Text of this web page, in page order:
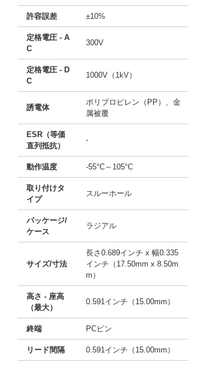
許容誤差 ±10%
定格電圧 - A
C
300V
定格電圧 - D
C
1000V（1kV）
誘電体
ポリプロピレン（PP）、金
属被覆
ESR（等価
直列抵抗）
-
動作温度 -55°C～105°C
取り付けタ
イプ
スルーホール
パッケージ/
ケース
ラジアル
サイズ/寸法
長さ0.689インチ x 幅0.335
インチ（17.50mm x 8.50m
m）
高さ - 座高
（最大）
0.591インチ（15.00mm）
終端 PCピン
リード間隔 0.591インチ（15.00mm）